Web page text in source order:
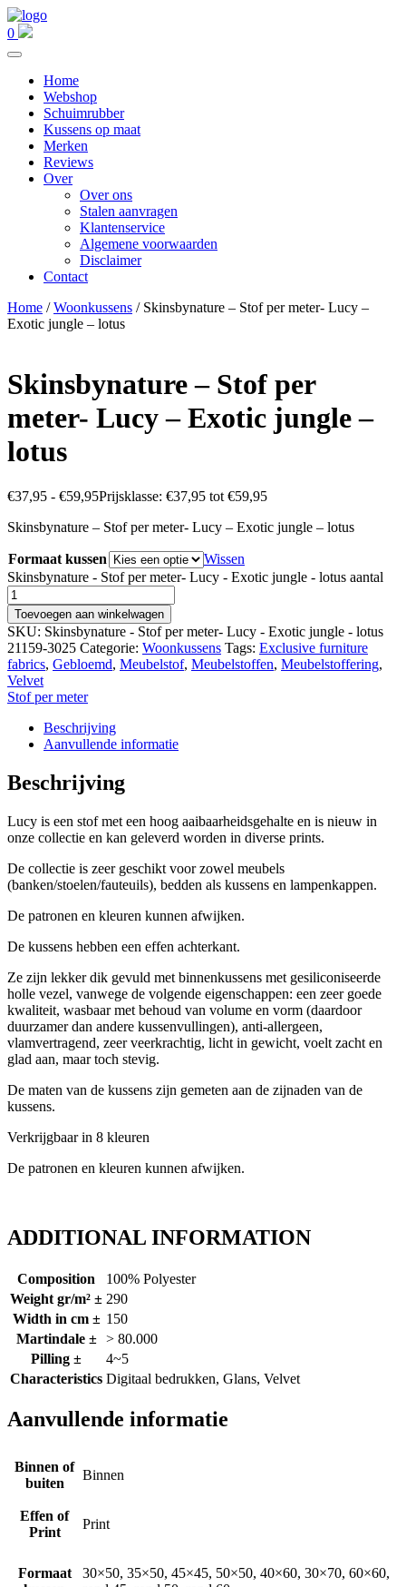
0
Home
Webshop
Schuimrubber
Kussens op maat
Merken
Reviews
Over
Over ons
Stalen aanvragen
Klantenservice
Algemene voorwaarden
Disclaimer
Contact
Home /Woonkussens / Skinsbynature – Stof per meter- Lucy –
Exotic jungle – lotus
Skinsbynature – Stof per
meter- Lucy – Exotic jungle –
lotus
€37,95 - €59,95Prijsklasse: €37,95 tot €59,95
Skinsbynature – Stof per meter- Lucy – Exotic jungle – lotus
Formaat kussen
Wissen
Skinsbynature - Stof per meter- Lucy - Exotic jungle - lotus aantal
Toevoegen aan winkelwagen
SKU: Skinsbynature - Stof per meter- Lucy - Exotic jungle - lotus
21159-3025 Categorie: Woonkussens Tags: Exclusive furniture
fabrics, Gebloemd, Meubelstof, Meubelstoffen, Meubelstoffering,
Velvet
Stof per meter
Beschrijving
Aanvullende informatie
Beschrijving
Lucy is een stof met een hoog aaibaarheidsgehalte en is nieuw in
onze collectie en kan geleverd worden in diverse prints.
De collectie is zeer geschikt voor zowel meubels
(banken/stoelen/fauteuils), bedden als kussens en lampenkappen.
De patronen en kleuren kunnen afwijken.
De kussens hebben een effen achterkant.
Ze zijn lekker dik gevuld met binnenkussens met gesiliconiseerde
holle vezel, vanwege de volgende eigenschappen: een zeer goede
kwaliteit, wasbaar met behoud van volume en vorm (daardoor
duurzamer dan andere kussenvullingen), anti-allergeen,
vlamvertragend, zeer veerkrachtig, licht in gewicht, voelt zacht en
glad aan, maar toch stevig.
De maten van de kussens zijn gemeten aan de zijnaden van de
kussens.
Verkrijgbaar in 8 kleuren
De patronen en kleuren kunnen afwijken.
ADDITIONAL INFORMATION
Composition
100% Polyester
Weight gr/m² ± 290
Width in cm ± 150
Martindale ±
> 80.000
Pilling ±
4~5
Characteristics Digitaal bedrukken, Glans, Velvet
Aanvullende informatie
Binnen of
buiten
Binnen
Effen of
Print
Print
Formaat
30×50, 35×50, 45×45, 50×50, 40×60, 30×70, 60×60,